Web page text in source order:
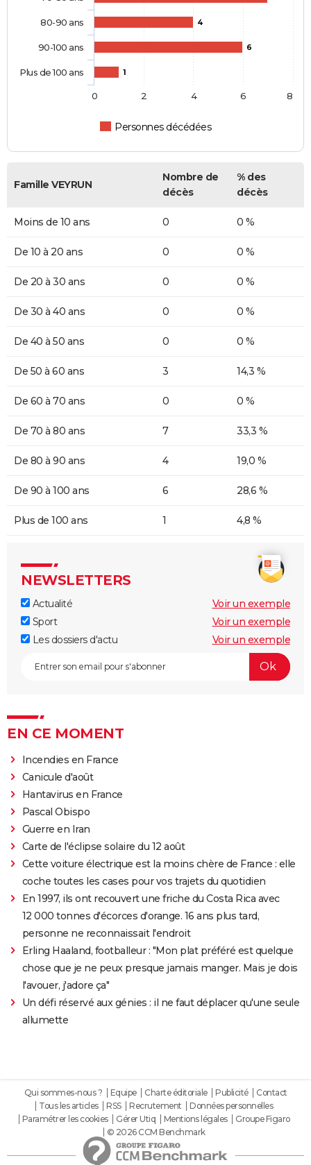
4
6
1
Personnes décédées
80-90 ans
90-100 ans
Plus de 100 ans
0 2 4 6 8
Famille VEYRUN
Nombre de
décès
% des
décès
Moins de 10 ans 0 0 %
De 10 à 20 ans 0 0 %
De 20 à 30 ans 0 0 %
De 30 à 40 ans 0 0 %
De 40 à 50 ans 0 0 %
De 50 à 60 ans 3 14,3 %
De 60 à 70 ans 0 0 %
De 70 à 80 ans 7 33,3 %
De 80 à 90 ans 4 19,0 %
De 90 à 100 ans 6 28,6 %
Plus de 100 ans 1 4,8 %
NEWSLETTERS
Actualité
Voir un exemple
Sport
Voir un exemple
Les dossiers d'actu
Voir un exemple
EN CE MOMENT
Incendies en France
Canicule d'août
Hantavirus en France
Pascal Obispo
Guerre en Iran
Carte de l'éclipse solaire du 12 août
Cette voiture électrique est la moins chère de France : elle
coche toutes les cases pour vos trajets du quotidien
En 1997, ils ont recouvert une friche du Costa Rica avec
12 000 tonnes d'écorces d'orange. 16 ans plus tard,
personne ne reconnaissait l'endroit
Erling Haaland, footballeur : "Mon plat préféré est quelque
chose que je ne peux presque jamais manger. Mais je dois
l'avouer, j'adore ça"
Un défi réservé aux génies : il ne faut déplacer qu'une seule
allumette
Qui sommes-nous ? Equipe Charte éditoriale Publicité
Contact
Tous les articles
RSS Recrutement
Données personnelles
Paramétrer les cookies
Gérer Utiq Mentions légales
Groupe Figaro
© 2026 CCM Benchmark